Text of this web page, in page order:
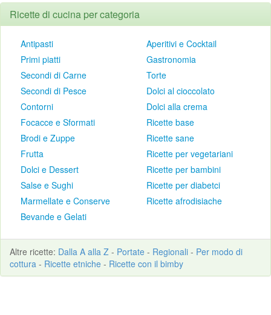
Ricette di cucina per categoria
Antipasti
Primi piatti
Secondi di Carne
Secondi di Pesce
Contorni
Focacce e Sformati
Brodi e Zuppe
Frutta
Dolci e Dessert
Salse e Sughi
Marmellate e Conserve
Bevande e Gelati
Aperitivi e Cocktail
Gastronomia
Torte
Dolci al cioccolato
Dolci alla crema
Ricette base
Ricette sane
Ricette per vegetariani
Ricette per bambini
Ricette per diabetci
Ricette afrodisiache
Altre ricette: Dalla A alla Z - Portate - Regionali - Per modo di
cottura - Ricette etniche - Ricette con il bimby